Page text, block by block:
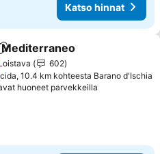
Katso hinnat
Lisää suosikkeihin
Mediterraneo
602
10.4 km kohteesta Barano d'Ischia
huoneet parvekkeilla